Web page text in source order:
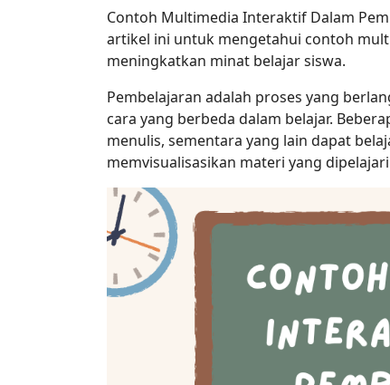
Contoh Multimedia Interaktif Dalam
artikel ini untuk mengetahui contoh
meningkatkan minat belajar siswa.
Pembelajaran adalah proses yang
cara yang berbeda dalam belajar.
menulis, sementara yang lain dapat
memvisualisasikan materi yang